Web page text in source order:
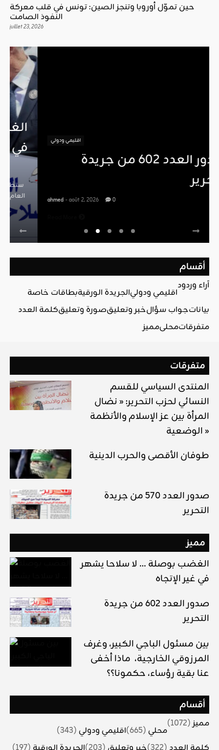
حين تموّل أوروبا وتنجز الصين: تونس في قلب معركة
النفوذ الصامت
juillet 23, 2026
اقليمي ودولي
صدور العدد 602 من جريدة
التحرير
ahmed - août 2, 2026 0
Read More
أقسام
آراء وردود
اقليمي ودوليالجريدة الورقيةبطاقات خاصة
بياناتجواب سؤالخبر وتعليقصورة وتعليقكلمة العدد
متفرقاتمحليمميز
متفرقات
المنتدى السياسي للقسم
النسائي لحزب التحرير: « نضال
المرأة بين عز الإسلام والأنظمة
الوضعية »
طوفان الأقصى والحرب الدينية
صدور العدد 570 من جريدة
التحرير
مميز
الغضب بوصلة … لا سلاحا يشهر
في غير الإتجاه
صدور العدد 602 من جريدة
التحرير
بين مسئول الباجي الكبير، وغرف
المرزوقي الخارجية، ماذا أخفى
عنا بقية رؤساء، حكمونا؟؟
أقسام
مميز(1072)
محلي (665) اقليمي ودولي (343)